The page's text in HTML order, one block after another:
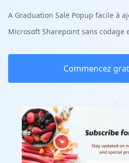
A Graduation Sale Popup facile à
Microsoft Sharepoint sans codage
Commencez